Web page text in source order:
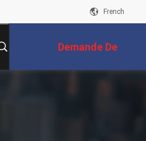
French
Demande De
Soumission